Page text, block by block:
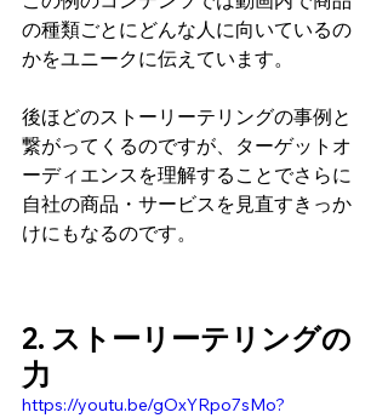
の種類ごとにどんな人に向いているの
かをユニークに伝えています。
後ほどのストーリーテリングの事例と
繋がってくるのですが、ターゲットオ
ーディエンスを理解することでさらに
自社の商品・サービスを見直すきっか
けにもなるのです。
2. ストーリーテリングの
力
https://youtu.be/gOxYRpo7sMo?